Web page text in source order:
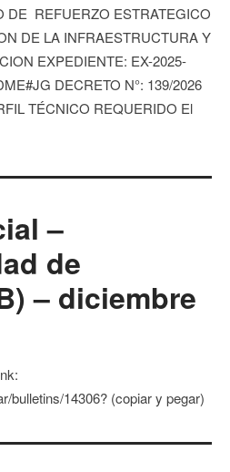
DE REFUERZO ESTRATEGICO
DE LA INFRAESTRUCTURA Y
EXPEDIENTE: EX-2025-
DECRETO N°: 139/2026
TÉCNICO REQUERIDO El
–
de
– diciembre
bulletins/14306? (copiar y pegar)